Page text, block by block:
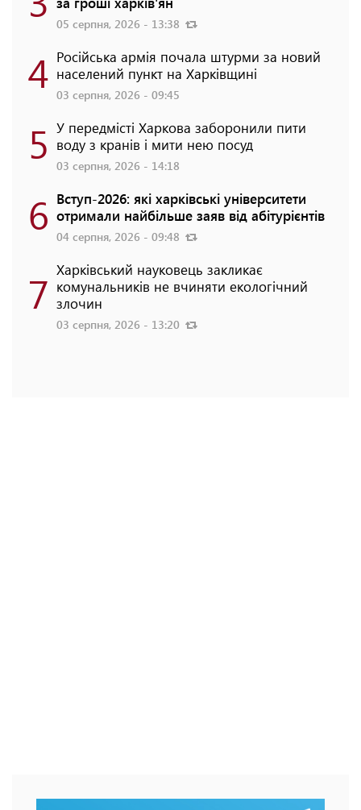
05 серпня, 2026 - 13:38
4 Російська армія почала штурми за новий
населений пункт на Харківщині
03 серпня, 2026 - 09:45
5 У передмісті Харкова заборонили пити
воду з кранів і мити нею посуд
03 серпня, 2026 - 14:18
6 Вступ-2026: які харківські університети
отримали найбільше заяв від абітурієнтів
04 серпня, 2026 - 09:48
7 Харківський науковець закликає
комунальників не вчиняти екологічний
злочин
03 серпня, 2026 - 13:20